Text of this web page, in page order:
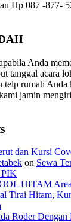
Hp 087 -877-
Anda
tanggal acara
telp rumah
jamin
dan Kursi
on Sewa
PIK
HITAM
Tirai Hitam,
Roder